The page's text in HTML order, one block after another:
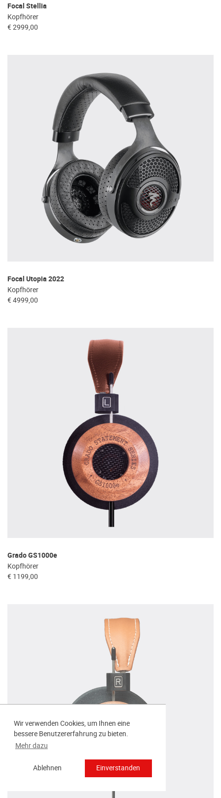
Wir verwenden Cookies, um Ihnen eine
bessere Benutzererfahrung zu bieten.
Mehr dazu
Ablehnen Einverstanden
Focal Stellia
Kopfhörer
€ 2999,00
Focal Utopia 2022
Kopfhörer
€ 4999,00
Grado GS1000e
Kopfhörer
€ 1199,00